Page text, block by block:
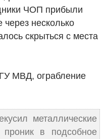
ЧОП прибыли
несколько
скрыться с места
МВД, ограбление
металлические
в подсобное